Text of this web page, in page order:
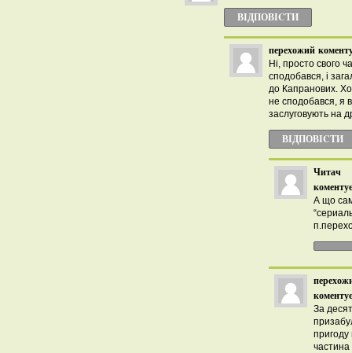
ВІДПОВІCТИ
перехожий
Ні, просто свого
сподобався, і
до Капранових.
не сподобався, я
заслуговують на
ВІДПОВІCТИ
Читач
А що
За
пригоду
частина